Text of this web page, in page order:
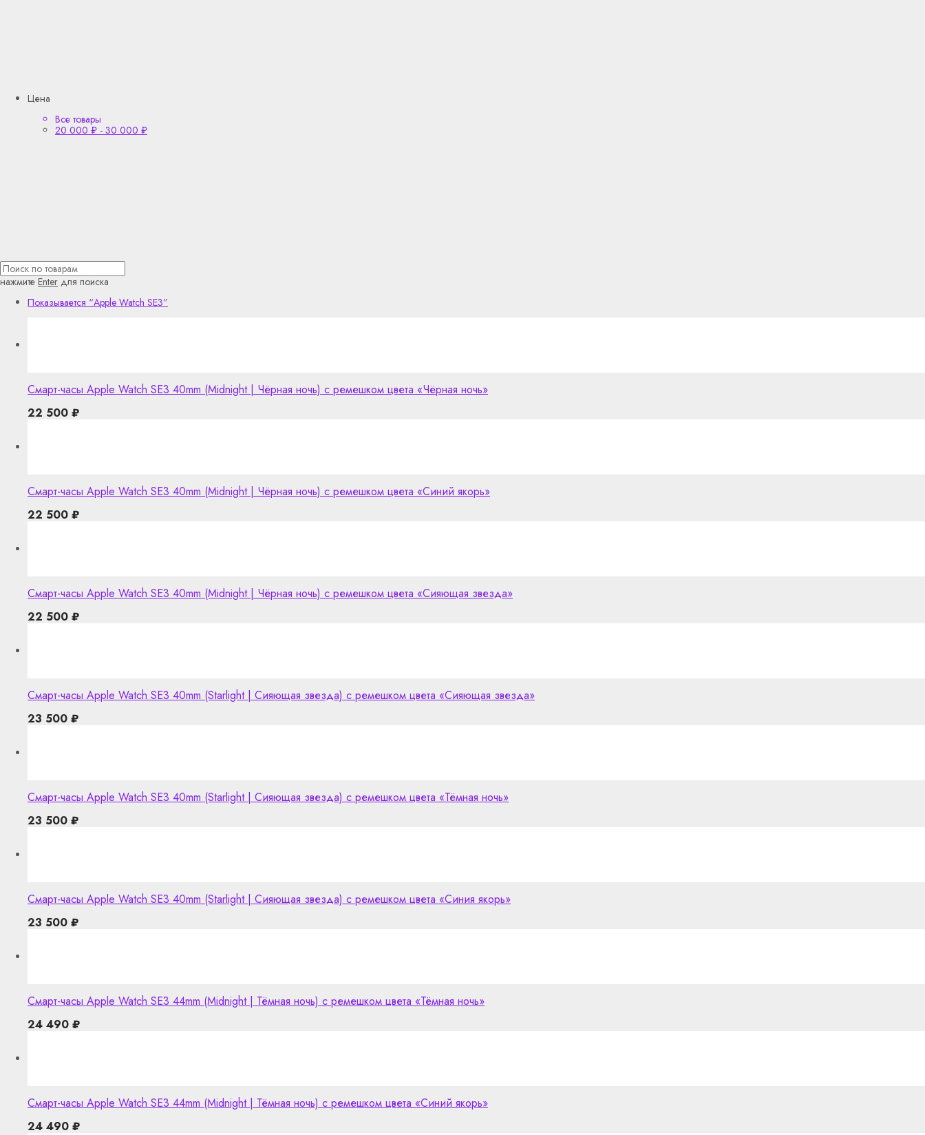
Цена
Все товары
20 000 ₽ - 30 000 ₽
нажмите Enter для поиска
Показывается “Apple Watch SE3”
Смарт-часы Apple Watch SE3 40mm (Midnight | Чёрная ночь) с ремешком цвета «Чёрная ночь»
22 500 ₽
Смарт-часы Apple Watch SE3 40mm (Midnight | Чёрная ночь) с ремешком цвета «Синий якорь»
22 500 ₽
Смарт-часы Apple Watch SE3 40mm (Midnight | Чёрная ночь) с ремешком цвета «Сияющая звезда»
22 500 ₽
Смарт-часы Apple Watch SE3 40mm (Starlight | Сияющая звезда) с ремешком цвета «Сияющая звезда»
23 500 ₽
Смарт-часы Apple Watch SE3 40mm (Starlight | Сияющая звезда) с ремешком цвета «Тёмная ночь»
23 500 ₽
Смарт-часы Apple Watch SE3 40mm (Starlight | Сияющая звезда) с ремешком цвета «Синия якорь»
23 500 ₽
Смарт-часы Apple Watch SE3 44mm (Midnight | Тёмная ночь) с ремешком цвета «Тёмная ночь»
24 490 ₽
Смарт-часы Apple Watch SE3 44mm (Midnight | Тёмная ночь) с ремешком цвета «Синий якорь»
24 490 ₽